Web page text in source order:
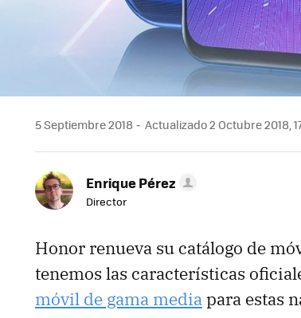
5 Septiembre 2018 Actualizado 2 Octubre 2018,
Enrique Pérez
Director
Honor renueva su catálogo de
tenemos las características
móvil de gama mediapara estas